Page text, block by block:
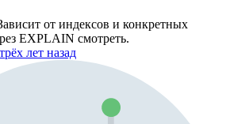
от индексов и конкретных
EXPLAIN смотреть.
лет назад